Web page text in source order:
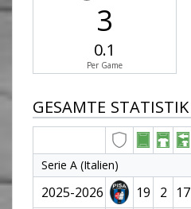
3
0.1
Per Game
GESAMTE STATISTIK
Serie A (Italien)
2025-2026 19 2 17